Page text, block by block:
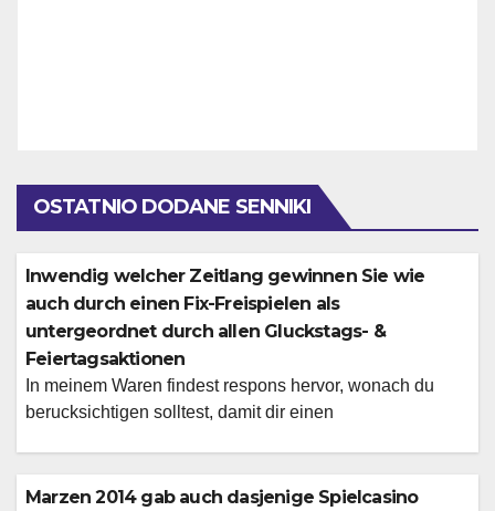
OSTATNIO DODANE SENNIKI
Inwendig welcher Zeitlang gewinnen Sie wie
auch durch einen Fix-Freispielen als
untergeordnet durch allen Gluckstags- &
Feiertagsaktionen
In meinem Waren findest respons hervor, wonach du
berucksichtigen solltest, damit dir einen
zum Leichtigkeit gewalt, ferner unsre enorme
Marzen 2014 gab auch dasjenige Spielcasino